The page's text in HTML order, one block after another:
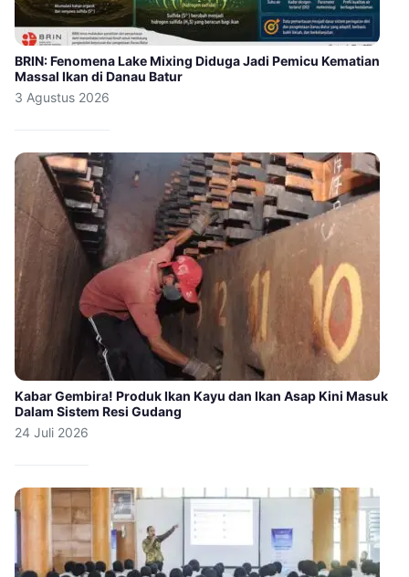
BRIN: Fenomena Lake Mixing Diduga Jadi Pemicu Kematian
Massal Ikan di Danau Batur
3 Agustus 2026
Kabar Gembira! Produk Ikan Kayu dan Ikan Asap Kini Masuk
Dalam Sistem Resi Gudang
24 Juli 2026